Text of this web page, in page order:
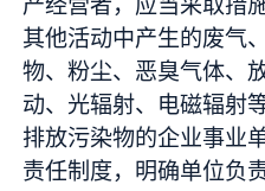
产经营者，应当采取措
其他活动中产生的废气
物、粉尘、恶臭气体、
动、光辐射、电磁辐射
排放污染物的企业事业
责任制度，明确单位负